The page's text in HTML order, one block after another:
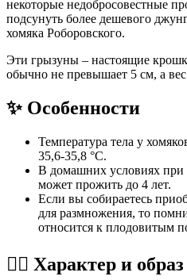
некоторые недобросовестные
подсунуть более дешевого
хомяка Роборовского.
Эти грызуны – настоящие
обычно не превышает 5 см, а вес
✨ Особенности
Температура тела у
35,6-35,8 °С.
В домашних условиях при
может прожить до 4 лет.
Если вы собираетесь
для размножения, то
относится к плодовитым
💁‍♀️ Характер и